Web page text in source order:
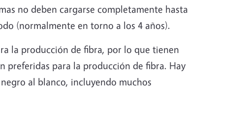
no deben cargarse completamente hasta
(normalmente en torno a los 4 años).
la producción de fibra, por lo que tienen
preferidas para la producción de fibra. Hay
al blanco, incluyendo muchos